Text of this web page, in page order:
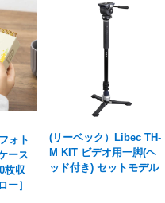
ォト
ース
枚収
ー］
(リーベック）Libec TH-
M KIT ビデオ用一脚(ヘ
ッド付き) セットモデル